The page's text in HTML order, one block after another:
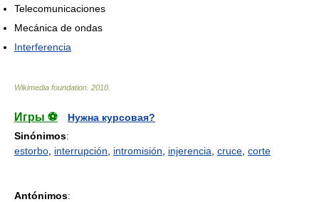
Telecomunicaciones
Mecánica de ondas
Interferencia
Wikimedia foundation 2010
Игры ⚽
Нужна курсовая?
Sinónimos:
estorbo interrupción intromisión injerencia cruce corte
Antónimos: